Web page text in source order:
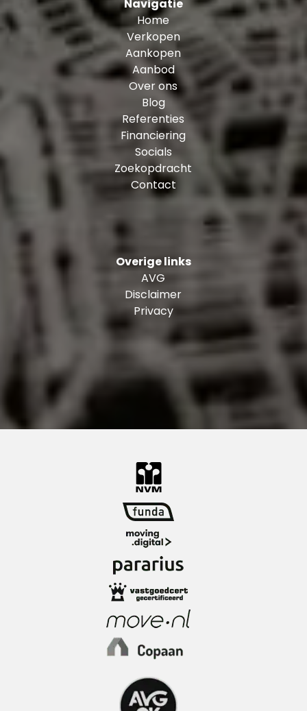
Navigatie
Home
Verkopen
Aankopen
Aanbod
Over ons
Blog
Referenties
Financiering
Socials
Zoekopdracht
Contact
Overige links
AVG
Disclaimer
Privacy